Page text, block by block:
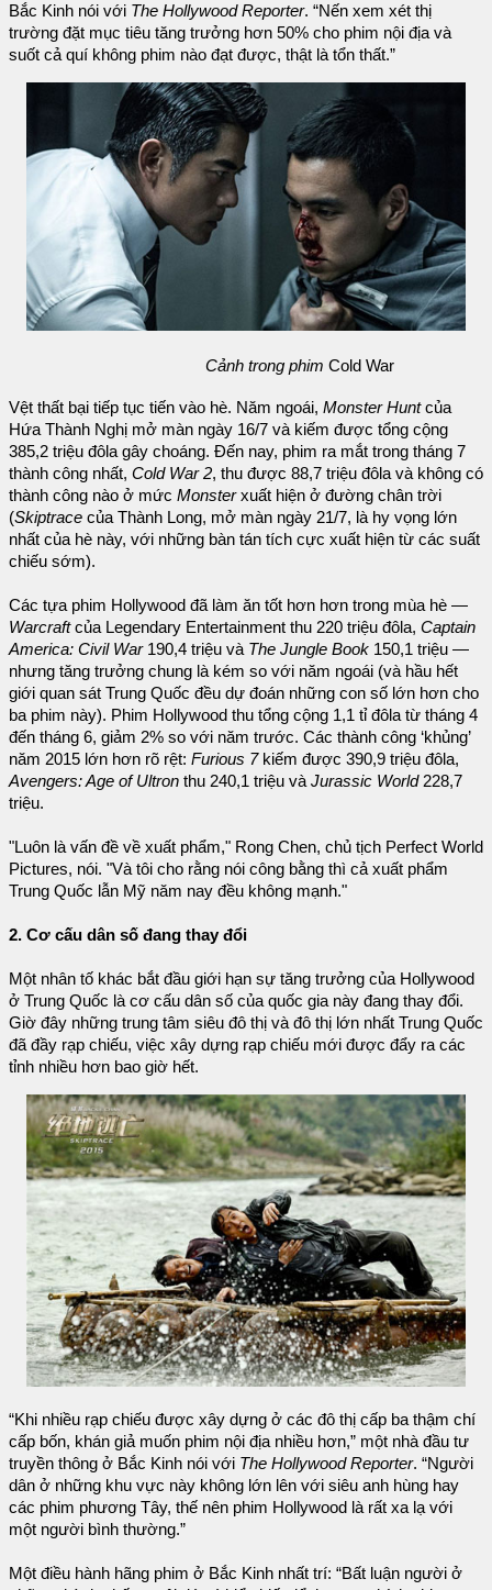
Bắc Kinh nói với The Hollywood Reporter. “Nến xem xét thị
trường đặt mục tiêu tăng trưởng hơn 50% cho phim nội địa và
suốt cả quí không phim nào đạt được, thật là tổn thất.”
Cảnh trong phim Cold War
Vệt thất bại tiếp tục tiến vào hè. Năm ngoái, Monster Huntcủa
Hứa Thành Nghị mở màn ngày 16/7 và kiếm được tổng cộng
385,2 triệu đôla gây choáng. Đến nay, phim ra mắt trong tháng 7
thành công nhất, Cold War 2, thu được 88,7 triệu đôla và không có
thành công nào ở mức Monsterxuất hiện ở đường chân trời
(Skiptrace của Thành Long, mở màn ngày 21/7, là hy vọng lớn
nhất của hè này, với những bàn tán tích cực xuất hiện từ các suất
chiếu sớm).
Các tựa phim Hollywood đã làm ăn tốt hơn hơn trong mùa hè —
Warcraftcủa Legendary Entertainment thu 220 triệu đôla, Captain
America: Civil War190,4 triệu và The Jungle Book 150,1 triệu —
nhưng tăng trưởng chung là kém so với năm ngoái (và hầu hết
giới quan sát Trung Quốc đều dự đoán những con số lớn hơn cho
ba phim này). Phim Hollywood thu tổng cộng 1,1 tỉ đôla từ tháng 4
đến tháng 6, giảm 2% so với năm trước. Các thành công ‘khủng’
năm 2015 lớn hơn rõ rệt: Furious 7kiếm được 390,9 triệu đôla,
Avengers: Age of Ultron thu 240,1 triệu và Jurassic World228,7
triệu.
"Luôn là vấn đề về xuất phẩm," Rong Chen, chủ tịch Perfect World
Pictures, nói. "Và tôi cho rằng nói công bằng thì cả xuất phẩm
Trung Quốc lẫn Mỹ năm nay đều không mạnh."
2. Cơ cấu dân số đang thay đổi
Một nhân tố khác bắt đầu giới hạn sự tăng trưởng của Hollywood
ở Trung Quốc là cơ cấu dân số của quốc gia này đang thay đổi.
Giờ đây những trung tâm siêu đô thị và đô thị lớn nhất Trung Quốc
đã đầy rạp chiếu, việc xây dựng rạp chiếu mới được đẩy ra các
tỉnh nhiều hơn bao giờ hết.
“Khi nhiều rạp chiếu được xây dựng ở các đô thị cấp ba thậm chí
cấp bốn, khán giả muốn phim nội địa nhiều hơn,” một nhà đầu tư
truyền thông ở Bắc Kinh nói với The Hollywood Reporter. “Người
dân ở những khu vực này không lớn lên với siêu anh hùng hay
các phim phương Tây, thế nên phim Hollywood là rất xa lạ với
một người bình thường.”
Một điều hành hãng phim ở Bắc Kinh nhất trí: “Bất luận người ở